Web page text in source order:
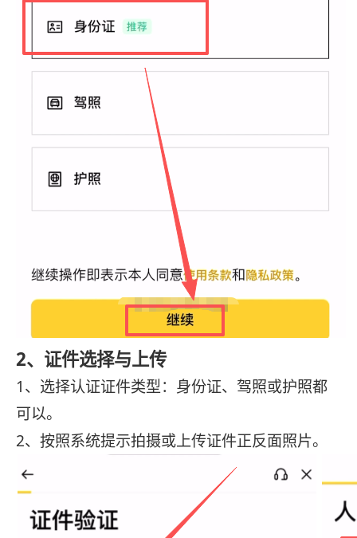
2、证件选择与上传
1、选择认证证件类型：身份证、驾照或护照都
可以。
2、按照系统提示拍摄或上传证件正反面照片。